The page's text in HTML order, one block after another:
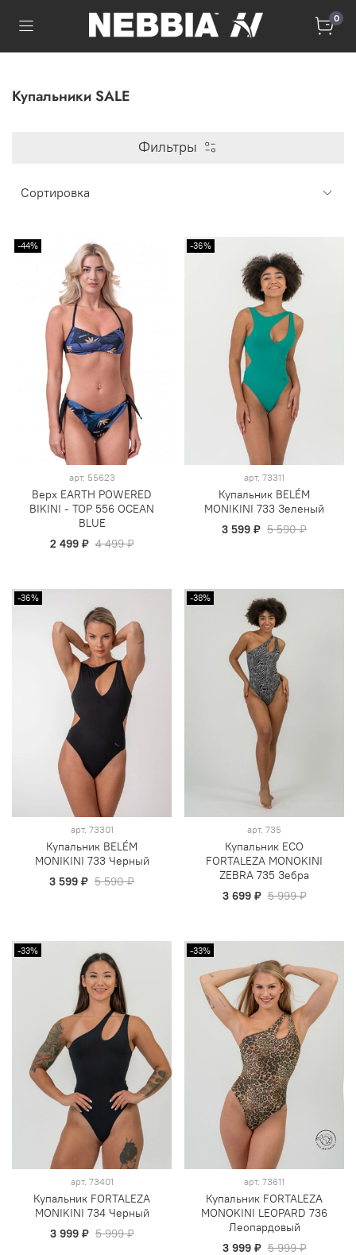
0
Купальники SALE
Фильтры
-44%
арт. 55623
Верх EARTH POWERED
BIKINI - TOP 556 OCEAN
BLUE
2 499 ₽ 4 499 ₽
-36%
арт. 73311
Купальник BELÉM
MONIKINI 733 Зеленый
3 599 ₽ 5 590 ₽
-36%
арт. 73301
Купальник BELÉM
MONIKINI 733 Черный
3 599 ₽ 5 590 ₽
-38%
арт. 735
Купальник ECO
FORTALEZA MONOKINI
ZEBRA 735 Зебра
3 699 ₽ 5 999 ₽
-33%
арт. 73401
Купальник FORTALEZA
MONIKINI 734 Черный
3 999 ₽ 5 999 ₽
-33%
арт. 73611
Купальник FORTALEZA
MONOKINI LEOPARD 736
Леопардовый
3 999 ₽ 5 999 ₽